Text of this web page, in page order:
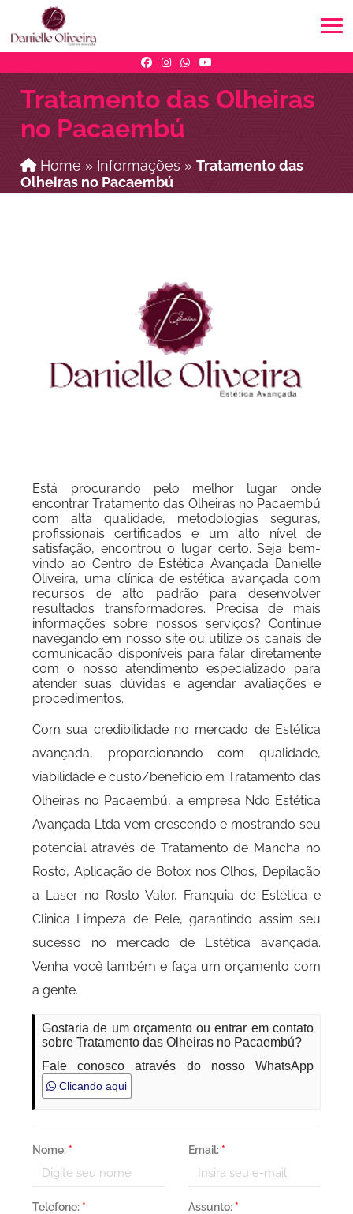
Tratamento das Olheiras
no Pacaembú
Home » Informações »Tratamento das
Olheiras no Pacaembú
Está procurando pelo melhor lugar onde
encontrar Tratamento das Olheiras no Pacaembú
com alta qualidade, metodologias seguras,
profissionais certificados e um alto nível de
satisfação, encontrou o lugar certo. Seja bem-
vindo ao Centro de Estética Avançada Danielle
Oliveira, uma clínica de estética avançada com
recursos de alto padrão para desenvolver
resultados transformadores. Precisa de mais
informações sobre nossos serviços? Continue
navegando em nosso site ou utilize os canais de
comunicação disponíveis para falar diretamente
com o nosso atendimento especializado para
atender suas dúvidas e agendar avaliações e
procedimentos.
Com sua credibilidade no mercado de Estética
avançada, proporcionando com qualidade,
viabilidade e custo/benefício em Tratamento das
Olheiras no Pacaembú, a empresa Ndo Estética
Avançada Ltda vem crescendo e mostrando seu
potencial através de Tratamento de Mancha no
Rosto, Aplicação de Botox nos Olhos, Depilação
a Laser no Rosto Valor, Franquia de Estética e
Clinica Limpeza de Pele, garantindo assim seu
sucesso no mercado de Estética avançada.
Venha você também e faça um orçamento com
a gente.
Gostaria de um orçamento ou entrar em contato
sobre Tratamento das Olheiras no Pacaembú?
Fale conosco através do nosso WhatsApp
Clicando aqui
Nome: * Email: *
Telefone: * Assunto: *